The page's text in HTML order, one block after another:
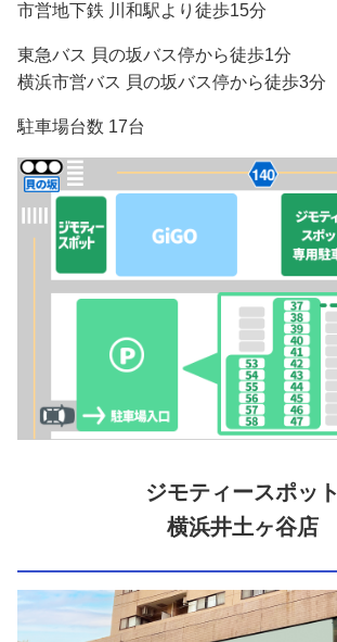
市営地下鉄 川和駅より徒歩15分
東急バス 貝の坂バス停から徒歩1分
横浜市営バス 貝の坂バス停から徒歩3分
駐車場台数 17台
ジモティースポット
横浜井土ヶ谷店